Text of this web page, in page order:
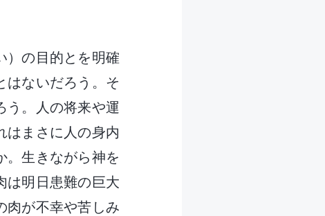
）の目的とを明確
はないだろう。そ
う。人の将来や運
はまさに人の身内
。生きながら神を
は明日患難の巨大
肉が不幸や苦しみ